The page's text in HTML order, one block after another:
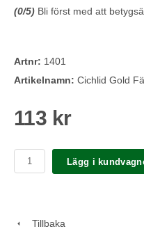
(0/5) Bli först med att
Artnr: 1401
Artikelnamn: Cichlid Gold
113 kr
Lägg i
Tillbaka